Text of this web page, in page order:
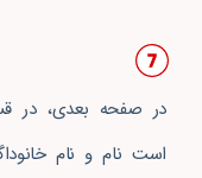
در صفحه بعدی، در
است نام و نام